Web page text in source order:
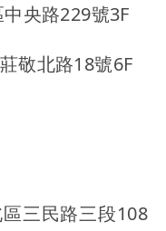
央路229號3F
敬北路18號6F
三民路三段108